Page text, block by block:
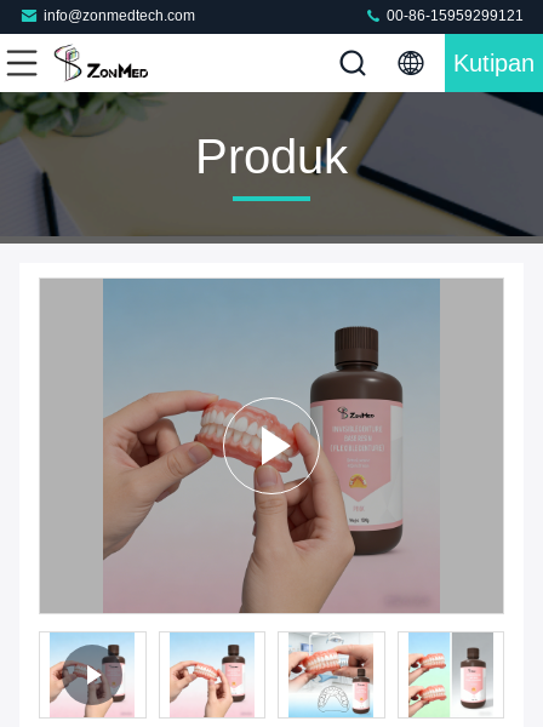
info@zonmedtech.com 00-86-15959299121
Kutipan
Produk